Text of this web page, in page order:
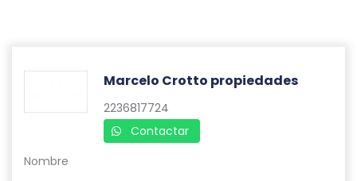
Marcelo Crotto propiedades
2236817724
Contactar
Nombre